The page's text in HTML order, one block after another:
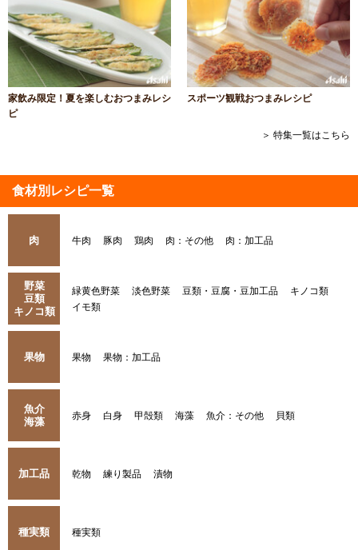
家飲み限定！夏を楽しむおつまみレシ
ピ
スポーツ観戦おつまみレシピ
＞ 特集一覧はこちら
食材別レシピ一覧
肉 牛肉 豚肉 鶏肉 肉：その他 肉：加工品
野菜
豆類
キノコ類
緑黄色野菜 淡色野菜 豆類・豆腐・豆加工品
キノコ類
イモ類
果物 果物 果物：加工品
魚介
海藻
赤身 白身 甲殻類 海藻 魚介：その他 貝類
加工品 乾物 練り製品 漬物
種実類 種実類